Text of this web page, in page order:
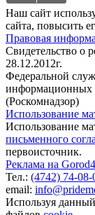
Наш сайт
сайта, повысить
Правовая
Свидетельство
28.12.2012г.
Федеральной
информационных
(Роскомнадзор)
Использование
Использование
письменного
первоисточник.
Реклама на
Тел.: (4742) 74-08-
email:
Используя данный